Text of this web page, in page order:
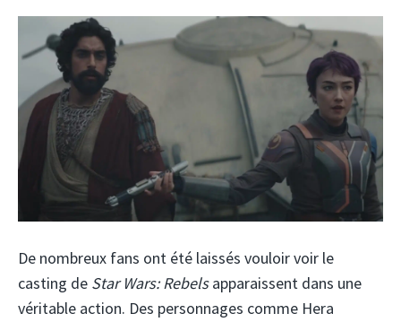
De nombreux fans ont été laissés vouloir voir le
casting de Star Wars: Rebelsapparaissent dans une
véritable action. Des personnages comme Hera